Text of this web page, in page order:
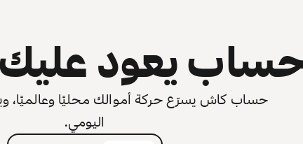
يعود
حساب كاش يسرّع حركة أموالك محليًا وعالميًا،
اليومي.